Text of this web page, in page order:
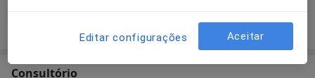
Consultório
Editar configurações Aceitar